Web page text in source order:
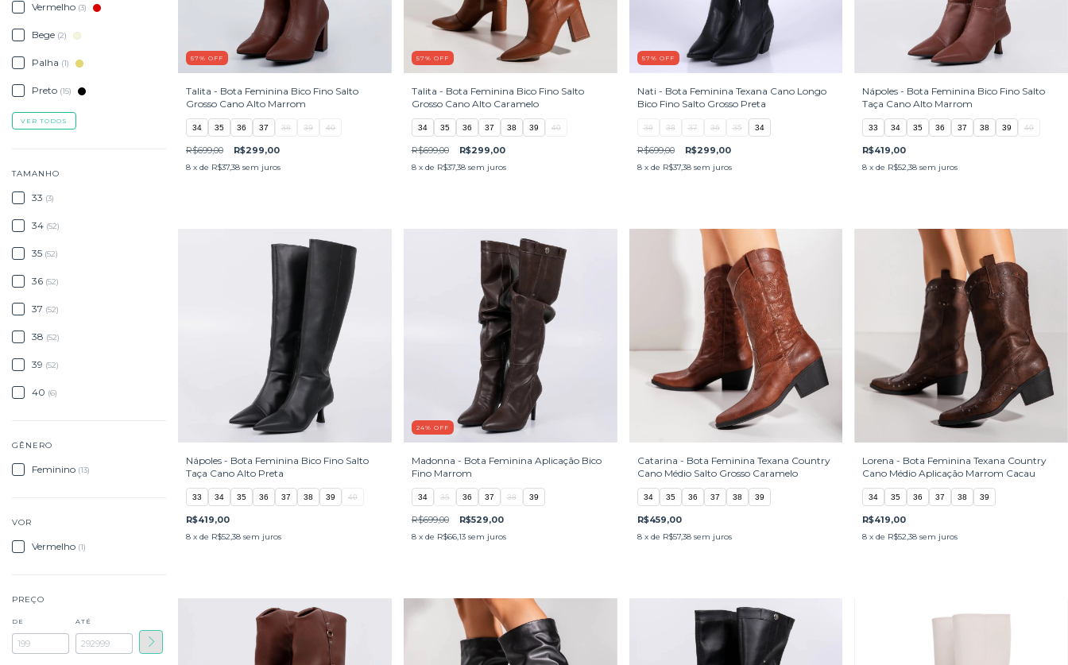
Vermelho (3)
Bege (2)
Palha (1)
Preto (15)
VER TODOS
TAMANHO
33 (3)
34 (52)
35 (52)
36 (52)
37 (52)
38 (52)
39 (52)
40 (6)
GÊNERO
Feminino (13)
VOR
Vermelho (1)
PREÇO
DE ATÉ
57% OFF
Talita - Bota Feminina Bico Fino Salto
Grosso Cano Alto Marrom
34 35 36 37 38 39 40
R$699,00 R$299,00
8 x de R$37,38 sem juros
57% OFF
Talita - Bota Feminina Bico Fino Salto
Grosso Cano Alto Caramelo
34 35 36 37 38 39 40
R$699,00 R$299,00
8 x de R$37,38 sem juros
57% OFF
Nati - Bota Feminina Texana Cano Longo
Bico Fino Salto Grosso Preta
39 38 37 36 35 34
R$699,00 R$299,00
8 x de R$37,38 sem juros
Nápoles - Bota Feminina Bico Fino Salto
Taça Cano Alto Marrom
33 34 35 36 37 38 39 40
R$419,00
8 x de R$52,38 sem juros
Nápoles - Bota Feminina Bico Fino Salto
Taça Cano Alto Preta
33 34 35 36 37 38 39 40
R$419,00
8 x de R$52,38 sem juros
24% OFF
Madonna - Bota Feminina Aplicação Bico
Fino Marrom
34 35 36 37 38 39
R$699,00 R$529,00
8 x de R$66,13 sem juros
Catarina - Bota Feminina Texana Country
Cano Médio Salto Grosso Caramelo
34 35 36 37 38 39
R$459,00
8 x de R$57,38 sem juros
Lorena - Bota Feminina Texana Country
Cano Médio Aplicação Marrom Cacau
34 35 36 37 38 39
R$419,00
8 x de R$52,38 sem juros